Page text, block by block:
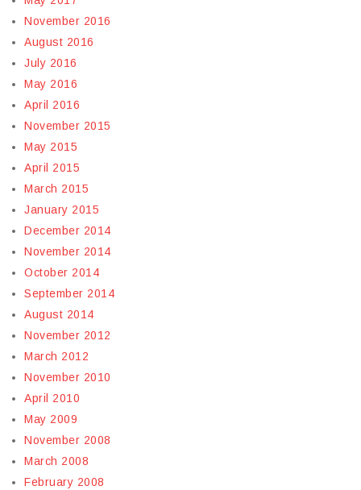
November 2016
August 2016
July 2016
May 2016
April 2016
November 2015
May 2015
April 2015
March 2015
January 2015
December 2014
November 2014
October 2014
September 2014
August 2014
November 2012
March 2012
November 2010
April 2010
May 2009
November 2008
March 2008
February 2008